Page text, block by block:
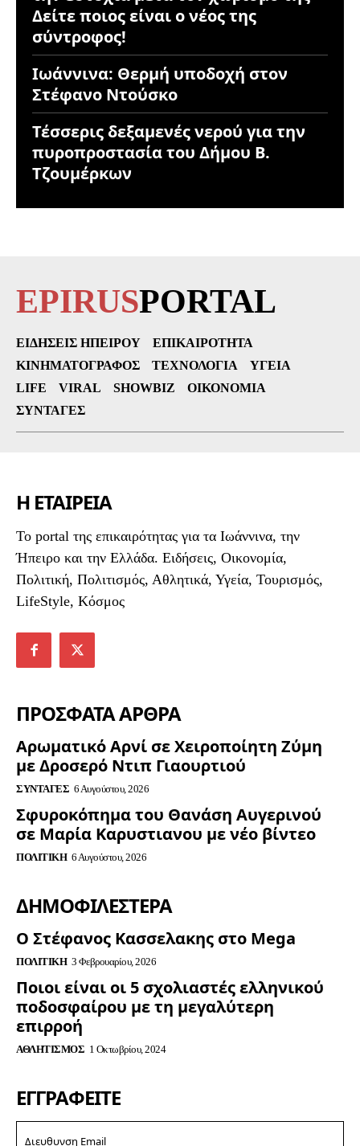
Δείτε ποιος είναι ο νέος της
σύντροφος!
Ιωάννινα: Θερμή υποδοχή στον
Στέφανο Ντούσκο
Τέσσερις δεξαμενές νερού για την
πυροπροστασία του Δήμου Β.
Τζουμέρκων
EPIRUSPORTAL
ΕΙΔΉΣΕΙΣ ΗΠΕΊΡΟΥ
ΕΠΙΚΑΙΡΌΤΗΤΑ
ΚΙΝΗΜΑΤΟΓΡΆΦΟΣ
ΤΕΧΝΟΛΟΓΊΑ
ΥΓΕΊΑ
LIFE
VIRAL SHOWBIZ
ΟΙΚΟΝΟΜΊΑ
ΣΥΝΤΑΓΈΣ
Η ΕΤΑΙΡΕΙΑ
To portal της επικαιρότητας για τα Ιωάννινα, την
Ήπειρο και την Ελλάδα. Ειδήσεις, Οικονομία,
Πολιτική, Πολιτισμός, Αθλητικά, Υγεία, Τουρισμός,
LifeStyle, Κόσμος
ΠΡΟΣΦΑΤΑ ΑΡΘΡΑ
Αρωματικό Αρνί σε Χειροποίητη Ζύμη
με Δροσερό Ντιπ Γιαουρτιού
ΣΥΝΤΑΓΈΣ 6 Αυγούστου, 2026
Σφυροκόπημα του Θανάση Αυγερινού
σε Μαρία Καρυστιανου με νέο βίντεο
ΠΟΛΙΤΙΚΉ 6 Αυγούστου, 2026
ΔΗΜΟΦΙΛΈΣΤΕΡΑ
Ο Στέφανος Κασσελακης στο Mega
ΠΟΛΙΤΙΚΉ 3 Φεβρουαρίου, 2026
Ποιοι είναι οι 5 σχολιαστές ελληνικού
ποδοσφαίρου με τη μεγαλύτερη
επιρροή
ΑΘΛΗΤΙΣΜΌΣ 1 Οκτωβρίου, 2024
ΕΓΓΡΑΦΕΊΤΕ